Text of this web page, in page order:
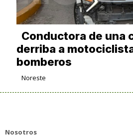
Conductora de una
derriba a
bomberos
Noreste
Nosotros